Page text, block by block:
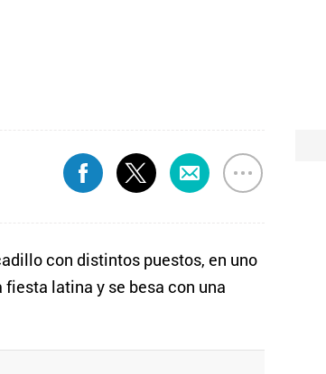
con distintos puestos, en uno
latina y se besa con una